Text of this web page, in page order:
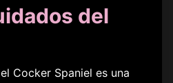
del
Cocker Spaniel es una